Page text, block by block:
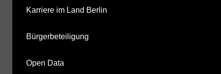
Karriere im Land Berlin
Bürgerbeteiligung
Open Data